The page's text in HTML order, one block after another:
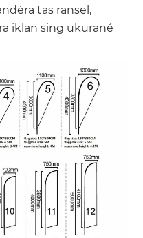
tas ransel,
iklan sing ukurané